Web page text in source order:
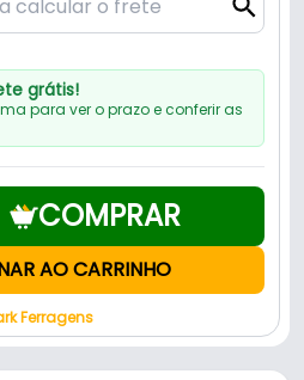
grátis!
para ver o prazo e conferir as
COMPRAR
AO CARRINHO
Ferragens